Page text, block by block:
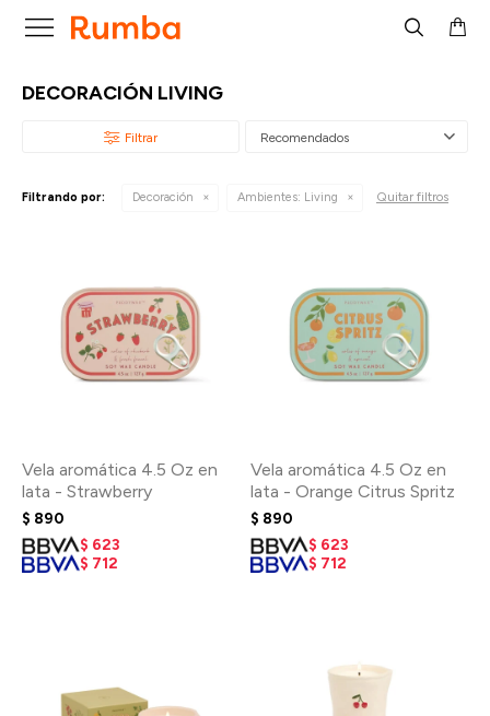

DECORACIÓN LIVING
Recomendados
Filtrando por: Decoración Ambientes: Living Quitar filtros
Vela aromática 4.5 Oz en
lata - Strawberry
$ 890
$ 623
$ 712
Vela aromática 4.5 Oz en
lata - Orange Citrus Spritz
$ 890
$ 623
$ 712